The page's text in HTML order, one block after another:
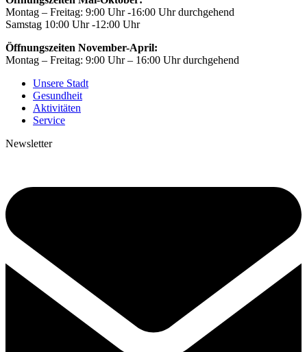
Montag – Freitag: 9:00 Uhr -16:00 Uhr durchgehend
Samstag 10:00 Uhr -12:00 Uhr
Öffnungszeiten November-April:
Montag – Freitag: 9:00 Uhr – 16:00 Uhr durchgehend
Unsere Stadt
Gesundheit
Aktivitäten
Service
Newsletter